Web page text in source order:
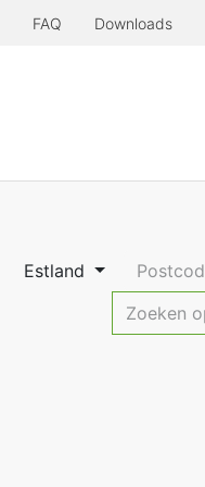
FAQ Downloads
Estland